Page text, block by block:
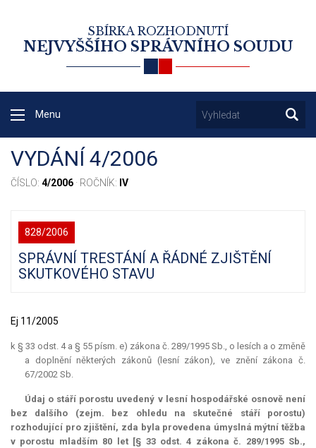
SBÍRKA ROZHODNUTÍ
NEJVYŠŠÍHO SPRÁVNÍHO SOUDU
Menu
VYDÁNÍ 4/2006
ČÍSLO: 4/2006 · ROČNÍK: IV
828/2006
SPRÁVNÍ TRESTÁNÍ A ŘÁDNÉ ZJIŠTĚNÍ
SKUTKOVÉHO STAVU
Ej 11/2005
k § 33 odst. 4 a § 55 písm. e) zákona č. 289/1995 Sb., o lesích a o změně
a doplnění některých zákonů (lesní zákon), ve znění zákona č.
67/2002 Sb.
Údaj o stáří porostu uvedený v lesní hospodářské osnově není
bez dalšího (zejm. bez ohledu na skutečné stáří porostu)
rozhodující pro zjištění, zda byla provedena úmyslná mýtní těžba
v porostu mladším 80 let [§ 33 odst. 4 zákona č. 289/1995 Sb.,